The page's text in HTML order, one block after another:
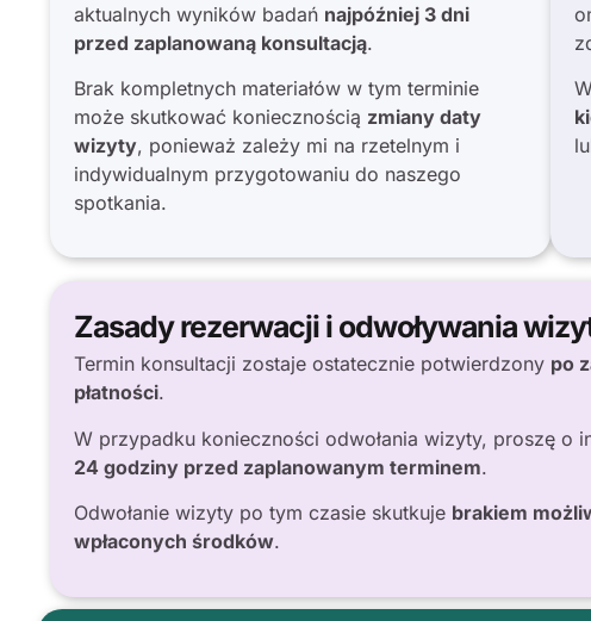
aktualnych wyników badań najpóźniej 3 dni
przed zaplanowaną konsultacją.
Brak kompletnych materiałów w tym terminie
może skutkować koniecznością zmiany daty
wizyty, ponieważ zależy mi na rzetelnym i
indywidualnym przygotowaniu do naszego
spotkania.
Zasady rezerwacji i odwoływania
Termin konsultacji zostaje ostatecznie potwierdzony po
płatności.
W przypadku konieczności odwołania wizyty, proszę o
24 godziny przed zaplanowanym terminem.
Odwołanie wizyty po tym czasie skutkuje brakiem
wpłaconych środków.